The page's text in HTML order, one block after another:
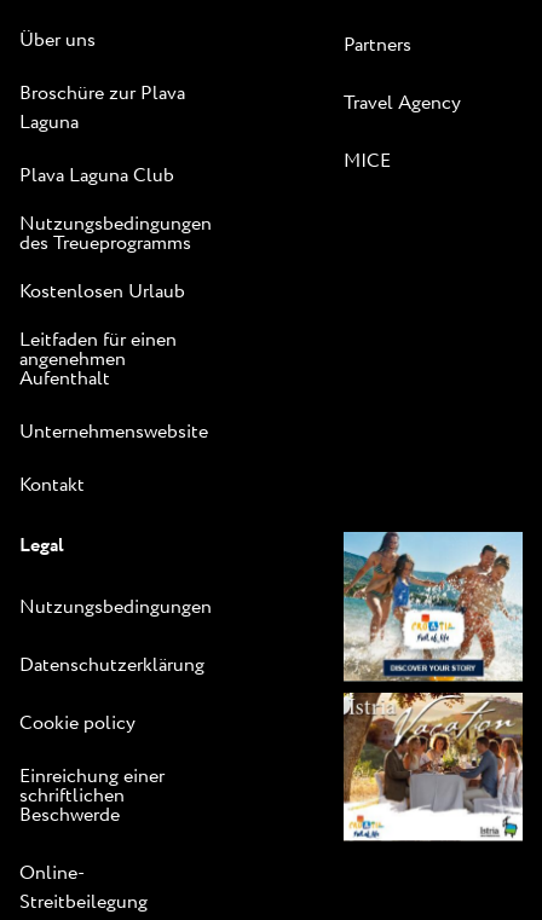
Über uns
Broschüre zur Plava
Laguna
Plava Laguna Club
Nutzungsbedingungen
des Treueprogramms
Kostenlosen Urlaub
Leitfaden für einen
angenehmen
Aufenthalt
Unternehmenswebsite
Kontakt
Partners
Travel Agency
MICE
Legal
Nutzungsbedingungen
Datenschutzerklärung
Cookie policy
Einreichung einer
schriftlichen
Beschwerde
Online-
Streitbeilegung